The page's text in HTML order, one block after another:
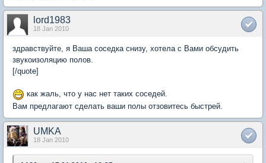
lord1983
18 Jan 2010
здравствуйте, я Ваша соседка снизу, хотела с Вами обсудить
звукоизоляцию полов.
[/quote]
как жаль, что у нас нет таких соседей.
Вам предлагают сделать ваши полы отзовитесь быстрей.
UMKA
18 Jan 2010